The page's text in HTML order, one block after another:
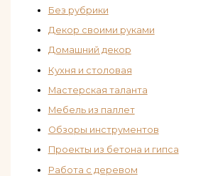
Без рубрики
Декор своими руками
Домашний декор
Кухня и столовая
Мастерская таланта
Мебель из паллет
Обзоры инструментов
Проекты из бетона и гипса
Работа с деревом